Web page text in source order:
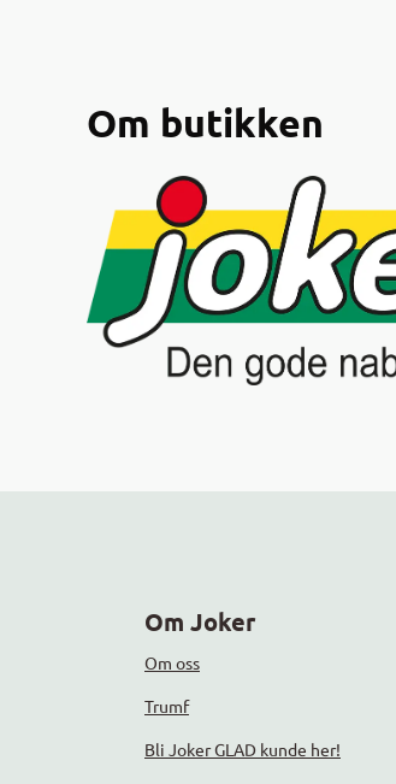
Om butikken
Om Joker
Om oss
Trumf
Bli Joker GLAD kunde her!